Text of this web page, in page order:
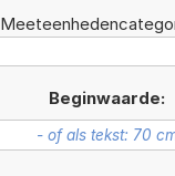
Beginwaarde: